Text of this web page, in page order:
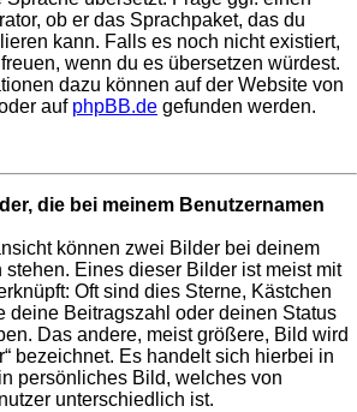
ob er das Sprachpaket, das du
kann. Falls es noch nicht existiert,
wenn du es übersetzen würdest.
dazu können auf der Website von
auf phpBB.de gefunden werden.
die bei meinem Benutzernamen
können zwei Bilder bei deinem
stehen. Eines dieser Bilder ist meist mit
Oft sind dies Sterne, Kästchen
deine Beitragszahl oder deinen Status
Das andere, meist größere, Bild wird
bezeichnet. Es handelt sich hierbei in
persönliches Bild, welches von
unterschiedlich ist.